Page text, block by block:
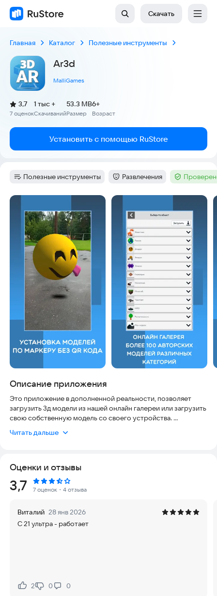
Скачать
Главная Каталог Полезные инструменты
Ar3d
MalliGames
Рейтинг:
3,7
(
7 оценок
)
Скачиваний
1 тыс +
Размер
53.3 MB
Возраст
6+
Установить с помощью RuStore
Категория:
Полезные инструменты Категория:
Развлечения Тег :
Скриншоты
Описание приложения
Это приложение в дополненной реальности, позволяет
загрузить 3д модели из нашей онлайн галереи или загрузить
свою собственную модель со своего устройства.
новые уникальные авторские 3д модели.
разместил, ничего лишнего.
Сохраните композиции моделей в сцену.
Запишите видео или фото прямо в приложении и
поделитесь с друзьями в соц сетях.
Для работы приложения требуется наличие arCore.
Для работы онлайн галереи требуется постоянное
Читать дальше
Оценки и отзывы
Рейтинг:
3,7 7 оценок ・4 отзыва
Виталий 28 янв 2026
С 21 ультра - работает
Нравится:
2Не нравится:
0 0